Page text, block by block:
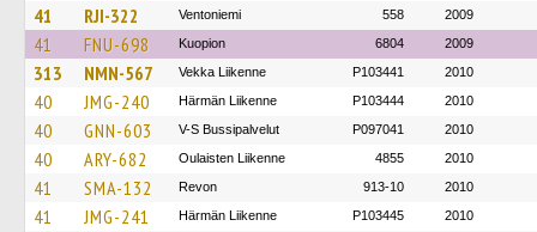
41 RJI-322 Ventoniemi 558 2009
41 FNU-698 Kuopion 6804 2009
313 NMN-567 Vekka Liikenne P103441 2010
40 JMG-240 Härmän Liikenne P103444 2010
40 GNN-603 V-S Bussipalvelut P097041 2010
40 ARY-682 Oulaisten Liikenne 4855 2010
41 SMA-132 Revon 913-10 2010
41 JMG-241 Härmän Liikenne P103445 2010